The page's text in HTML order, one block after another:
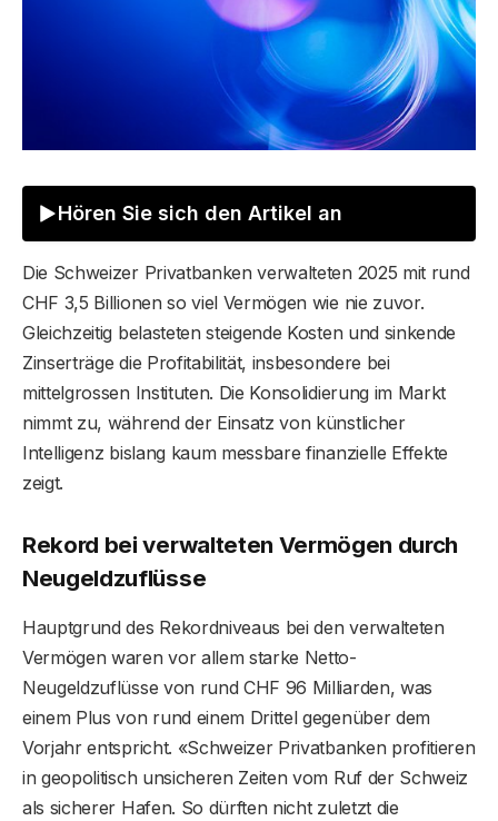
Hören Sie sich den Artikel an
Die Schweizer Privatbanken verwalteten 2025 mit rund
CHF 3,5 Billionen so viel Vermögen wie nie zuvor.
Gleichzeitig belasteten steigende Kosten und sinkende
Zinserträge die Profitabilität, insbesondere bei
mittelgrossen Instituten. Die Konsolidierung im Markt
nimmt zu, während der Einsatz von künstlicher
Intelligenz bislang kaum messbare finanzielle Effekte
zeigt.
Rekord bei verwalteten Vermögen durch
Neugeldzuflüsse
Hauptgrund des Rekordniveaus bei den verwalteten
Vermögen waren vor allem starke Netto-
Neugeldzuflüsse von rund CHF 96 Milliarden, was
einem Plus von rund einem Drittel gegenüber dem
Vorjahr entspricht. «Schweizer Privatbanken profitieren
in geopolitisch unsicheren Zeiten vom Ruf der Schweiz
als sicherer Hafen. So dürften nicht zuletzt die